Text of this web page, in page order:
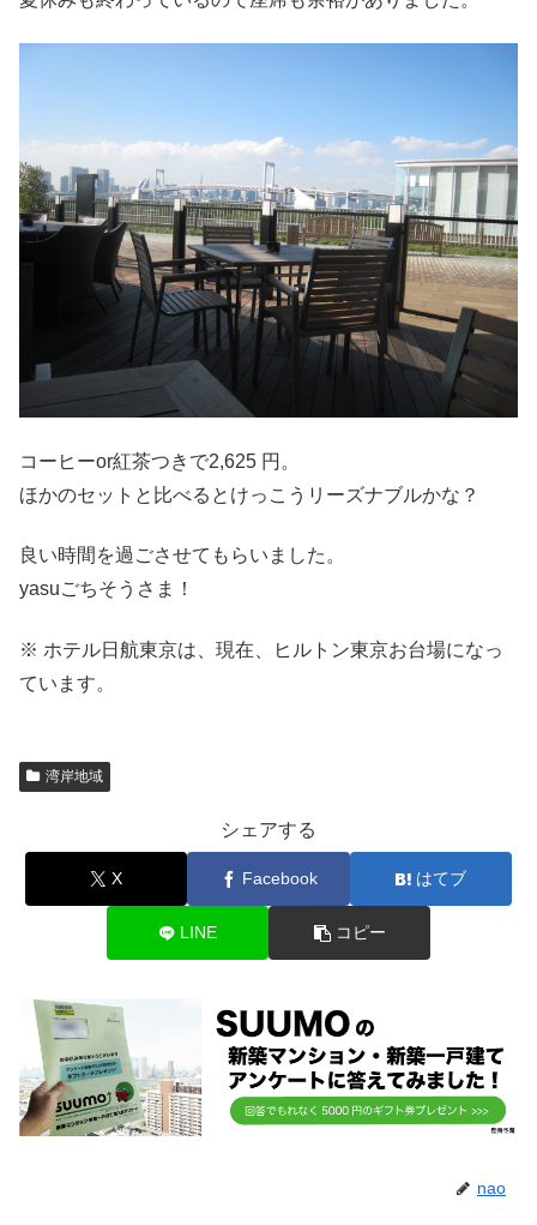
コーヒーor紅茶つきで2,625 円。
ほかのセットと比べるとけっこうリーズナブルかな？
良い時間を過ごさせてもらいました。
yasuごちそうさま！
※ ホテル日航東京は、現在、ヒルトン東京お台場になっ
ています。
湾岸地域
シェアする
X Facebook はてブ
LINE コピー
nao